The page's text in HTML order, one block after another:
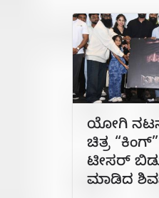
ಯೋಗಿ
ಚಿತ್ರ
ಟೀಸರ್
ಮಾಡಿದ